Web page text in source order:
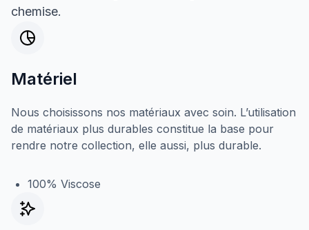
chemise.
Matériel
Nous choisissons nos matériaux avec soin. L’utilisation
de matériaux plus durables constitue la base pour
rendre notre collection, elle aussi, plus durable.
100% Viscose